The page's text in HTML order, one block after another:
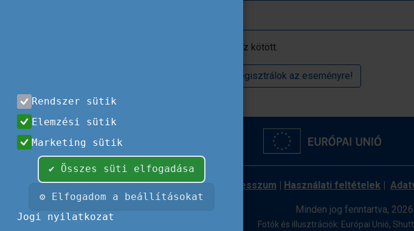
A részvétel ingyenes, de regisztrációhoz kötött.
Regisztrálok az eseményre!
Impresszum | Használati feltételek |
Minden jog fenntartva,
Fotók és illusztrációk: Európai Unió,
Rendszer sütik
Elemzési sütik
Marketing sütik
✔ Összes süti elfogadása
⚙ Elfogadom a beállításokat
Jogi nyilatkozat